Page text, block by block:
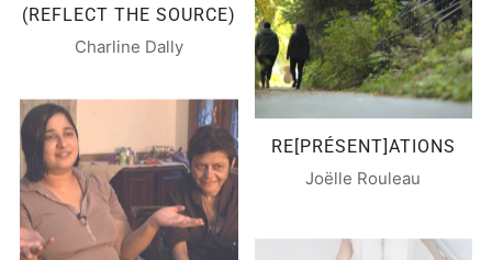
(REFLECT THE SOURCE)
Charline Dally
RE[PRÉSENT]ATIONS
Joëlle Rouleau